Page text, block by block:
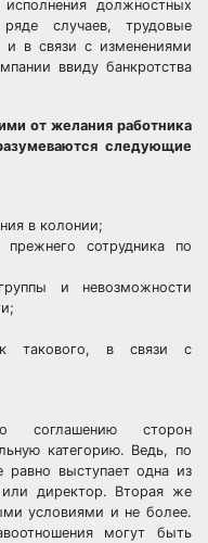
должностных
случаев, трудовые
и в связи с изменениями
ввиду банкротства
от желания работника
следующие
в колонии;
сотрудника по
и невозможности
такового, в связи с
соглашению сторон
категорию. Ведь, по
равно выступает одна из
или директор. Вторая же
условиями и не более.
могут быть